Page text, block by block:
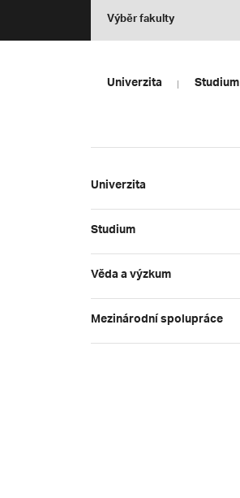
Výběr fakulty
Univerzita Studium
Univerzita
Studium
Věda a výzkum
Mezinárodní spolupráce